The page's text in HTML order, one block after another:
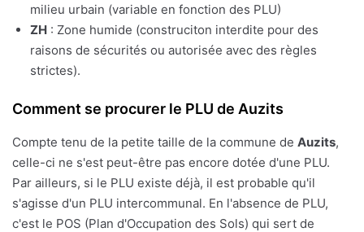
milieu urbain (variable en fonction des PLU)
ZH : Zone humide (construciton interdite pour des
raisons de sécurités ou autorisée avec des règles
strictes).
Comment se procurer le PLU de Auzits
Compte tenu de la petite taille de la commune de Auzits,
celle-ci ne s'est peut-être pas encore dotée d'une PLU.
Par ailleurs, si le PLU existe déjà, il est probable qu'il
s'agisse d'un PLU intercommunal. En l'absence de PLU,
c'est le POS (Plan d'Occupation des Sols) qui sert de